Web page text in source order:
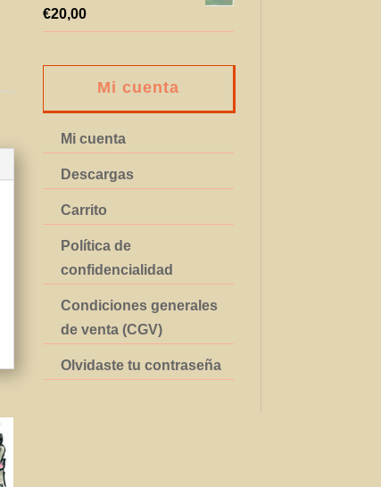
€20,00
Mi cuenta
Mi cuenta
Descargas
Carrito
Política de
confidencialidad
Condiciones generales
de venta (CGV)
Olvidaste tu contraseña